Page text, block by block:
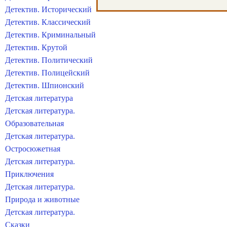
Детектив. Исторический
Детектив. Классический
Детектив. Криминальный
Детектив. Крутой
Детектив. Политический
Детектив. Полицейский
Детектив. Шпионский
Детская литература
Детская литература.
Образовательная
Детская литература.
Остросюжетная
Детская литература.
Приключения
Детская литература.
Природа и животные
Детская литература.
Сказки